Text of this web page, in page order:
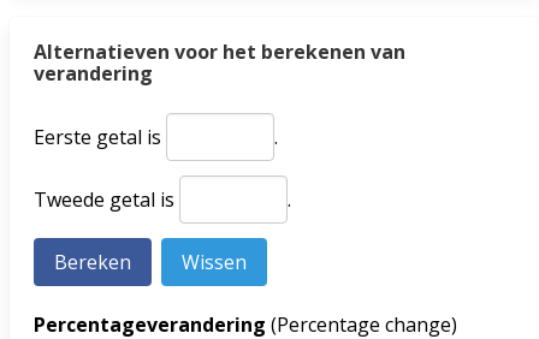
Alternatieven voor het berekenen van
verandering
Eerste getal is .
Tweede getal is .
Percentageverandering (Percentage change)